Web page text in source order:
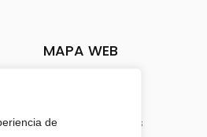
de
MAPA WEB
Sobre nosotros